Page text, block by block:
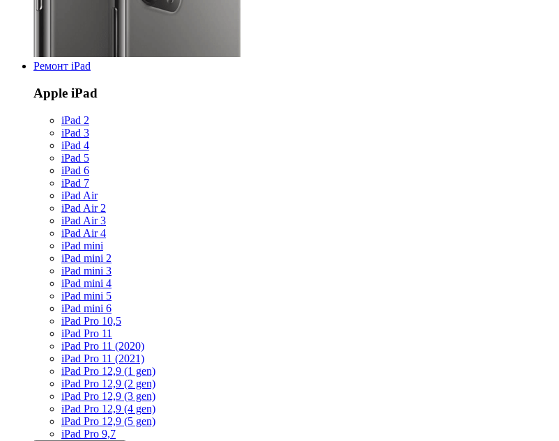
Ремонт iPad
Apple iPad
iPad 2
iPad 3
iPad 4
iPad 5
iPad 6
iPad 7
iPad Air
iPad Air 2
iPad Air 3
iPad Air 4
iPad mini
iPad mini 2
iPad mini 3
iPad mini 4
iPad mini 5
iPad mini 6
iPad Pro 10,5
iPad Pro 11
iPad Pro 11 (2020)
iPad Pro 11 (2021)
iPad Pro 12,9 (1 gen)
iPad Pro 12,9 (2 gen)
iPad Pro 12,9 (3 gen)
iPad Pro 12,9 (4 gen)
iPad Pro 12,9 (5 gen)
iPad Pro 9,7